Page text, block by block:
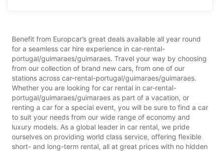
Benefit from Europcar’s great deals available all year round
for a seamless car hire experience in car-rental-
portugal/guimaraes/guimaraes. Travel your way by choosing
from our collection of brand new cars, from one of our
stations across car-rental-portugal/guimaraes/guimaraes.
Whether you are looking for car rental in car-rental-
portugal/guimaraes/guimaraes as part of a vacation, or
renting a car for a special event, you will be sure to find a car
to suit your needs from our wide range of economy and
luxury models. As a global leader in car rental, we pride
ourselves on providing world class service, offering flexible
short- and long-term rental, all at great prices with no hidden